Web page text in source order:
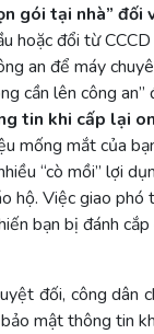
gói tại nhà” đối
hoặc đổi từ
an để máy
cần lên công
tin khi cấp lại
mống mắt của
“cò mồi” lợi
hộ. Việc giao
bạn bị đánh
đối, công dân
mật thông tin